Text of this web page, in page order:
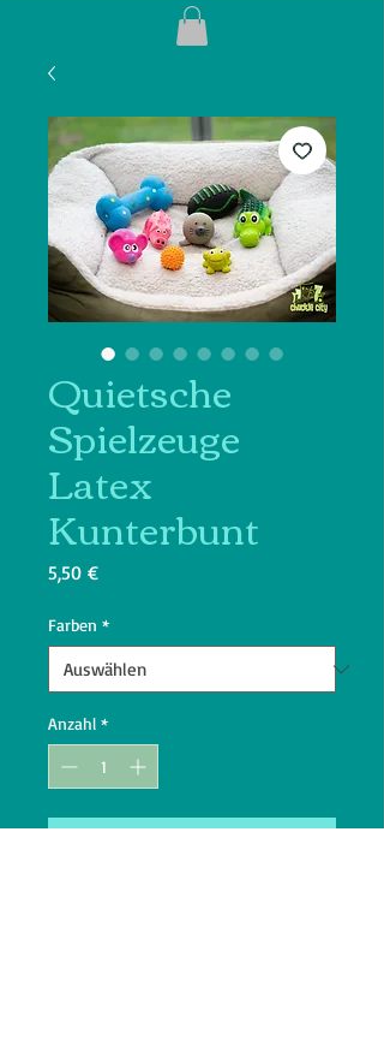
Quietsche
Spielzeuge
Latex
Kunterbunt
5,50 €Preis
Farben *
Anzahl *